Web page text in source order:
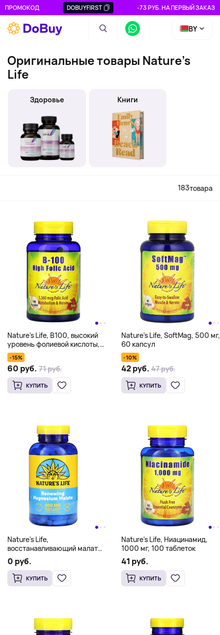
ПРОМОКОД DOBUYFIRST -73 РУБ. НА ПЕРВЫЙ ЗАКАЗ
BY
Оригинальные товары Nature's
Life
Здоровье Книги
183товара
Nature's Life, B100, высокий
уровень фолиевой кислоты,
1360 мкг, 100 капсул
-15%
60 руб. 71 руб.
КУПИТЬ
Nature's Life, SoftMag, 500 мг,
60 капсул
-10%
42 руб. 47 руб.
КУПИТЬ
Nature's Life,
восстанавливающий малат
магния, 200 мг, 250 таблеток
0 руб.
КУПИТЬ
Nature's Life, Ниацинамид,
1000 мг, 100 таблеток
41 руб.
КУПИТЬ